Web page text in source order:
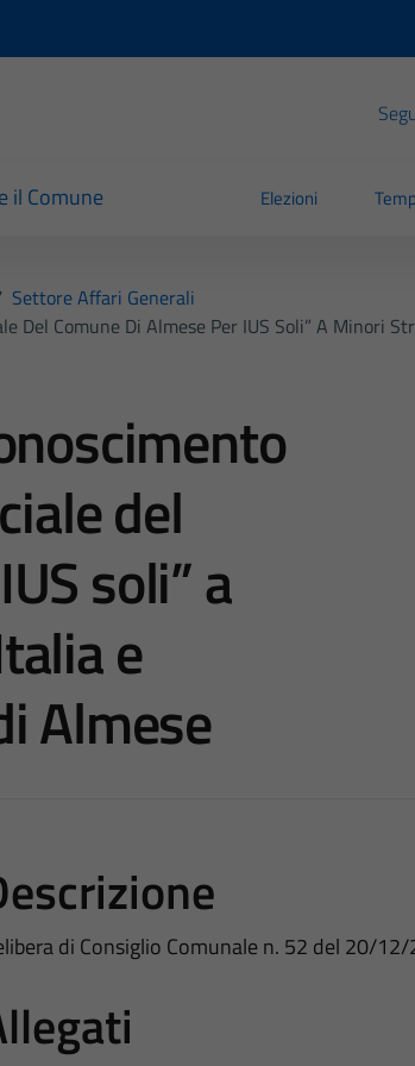
il Comune Elezioni
Settore Affari Generali
Del Comune Di Almese Per IUS Soli” A Minori
del
soli” a
e
Almese
di Consiglio Comunale n. 52 del 20/